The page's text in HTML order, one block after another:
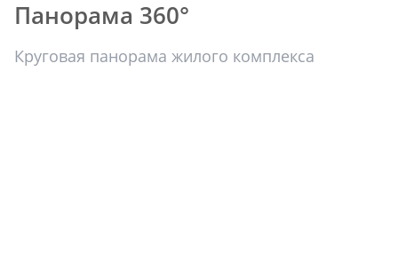
Панорама 360°
Круговая панорама жилого комплекса